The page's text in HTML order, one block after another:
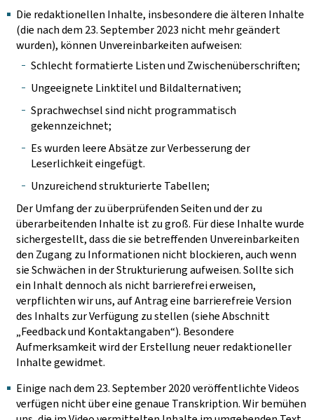
Die redaktionellen Inhalte, insbesondere die älteren Inhalte
(die nach dem 23. September 2023 nicht mehr geändert
wurden), können Unvereinbarkeiten aufweisen:
Schlecht formatierte Listen und Zwischenüberschriften;
Ungeeignete Linktitel und Bildalternativen;
Sprachwechsel sind nicht programmatisch
gekennzeichnet;
Es wurden leere Absätze zur Verbesserung der
Leserlichkeit eingefügt.
Unzureichend strukturierte Tabellen;
Der Umfang der zu überprüfenden Seiten und der zu
überarbeitenden Inhalte ist zu groß. Für diese Inhalte wurde
sichergestellt, dass die sie betreffenden Unvereinbarkeiten
den Zugang zu Informationen nicht blockieren, auch wenn
sie Schwächen in der Strukturierung aufweisen. Sollte sich
ein Inhalt dennoch als nicht barrierefrei erweisen,
verpflichten wir uns, auf Antrag eine barrierefreie Version
des Inhalts zur Verfügung zu stellen (siehe Abschnitt
„Feedback und Kontaktangaben“). Besondere
Aufmerksamkeit wird der Erstellung neuer redaktioneller
Inhalte gewidmet.
Einige nach dem 23. September 2020 veröffentlichte Videos
verfügen nicht über eine genaue Transkription. Wir bemühen